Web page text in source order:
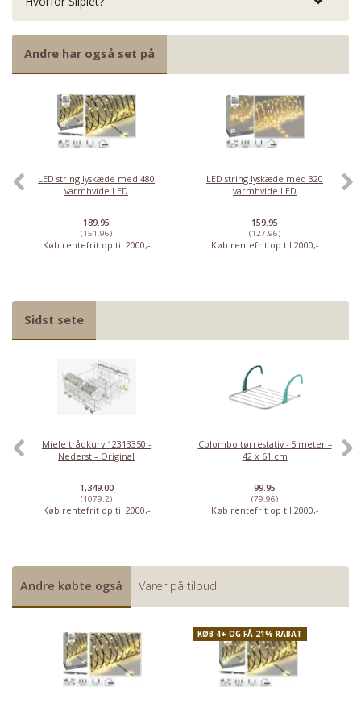
Andre har også set på
LED string lyskæde med 480
varmhvide LED
189.95
(151.96)
Køb rentefrit op til 2000,-
LED string lyskæde med 320
varmhvide LED
159.95
(127.96)
Køb rentefrit op til 2000,-
Sidst sete
Miele trådkurv 12313350 -
Nederst – Original
1,349.00
(1079.2)
Køb rentefrit op til 2000,-
Colombo tørrestativ - 5 meter –
42 x 61 cm
99.95
(79.96)
Køb rentefrit op til 2000,-
Andre købte også Varer på tilbud
KØB 4+ OG FÅ 21% RABAT